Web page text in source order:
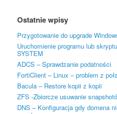
Ostatnie wpisy
Przygotowanie do upgrade
Uruchomienie programu lub
SYSTEM
ADCS – Sprawdzanie podatności
FortiClient – Linux – problem z
Bacula – Restore kopii z kopii
ZFS -Zbiorcze usuwanie
DNS – Konfiguracja gdy domena